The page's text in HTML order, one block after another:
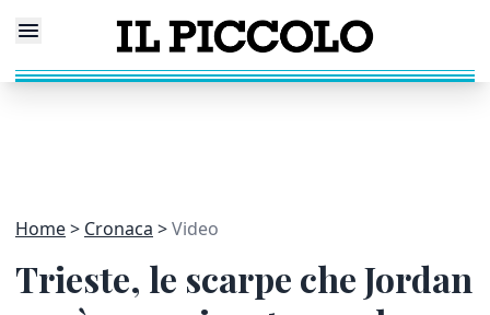
Home Cronaca Video
Trieste, le scarpe che Jordan